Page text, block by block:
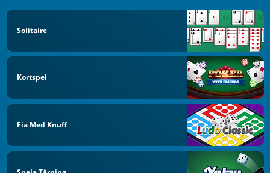
Solitaire
Kortspel
Fia Med Knuff